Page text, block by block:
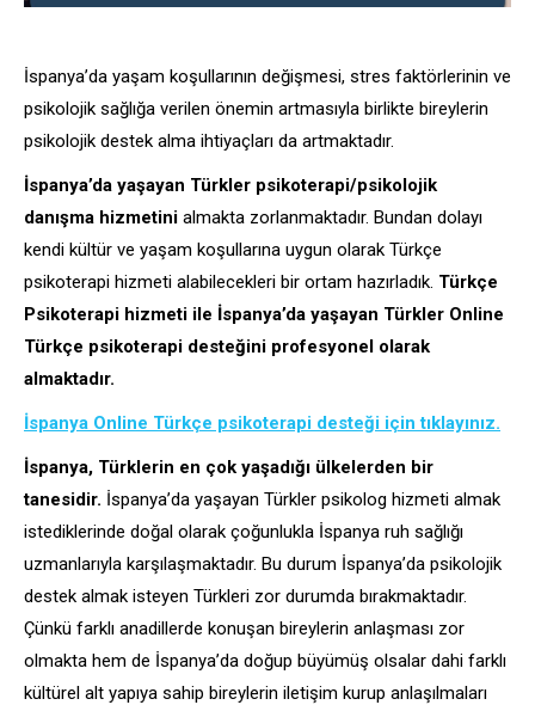
İspanya’da yaşam koşullarının değişmesi, stres faktörlerinin ve
psikolojik sağlığa verilen önemin artmasıyla birlikte bireylerin
psikolojik destek alma ihtiyaçları da artmaktadır.
İspanya’da yaşayan Türkler psikoterapi/psikolojik
danışma hizmetini almakta zorlanmaktadır. Bundan dolayı
kendi kültür ve yaşam koşullarına uygun olarak Türkçe
psikoterapi hizmeti alabilecekleri bir ortam hazırladık. Türkçe
Psikoterapi hizmeti ile İspanya’da yaşayan Türkler Online
Türkçe psikoterapi desteğini profesyonel olarak
almaktadır.
İspanya Online Türkçe psikoterapi desteği için tıklayınız.
İspanya, Türklerin en çok yaşadığı ülkelerden bir
tanesidir. İspanya’da yaşayan Türkler psikolog hizmeti almak
istediklerinde doğal olarak çoğunlukla İspanya ruh sağlığı
uzmanlarıyla karşılaşmaktadır. Bu durum İspanya’da psikolojik
destek almak isteyen Türkleri zor durumda bırakmaktadır.
Çünkü farklı anadillerde konuşan bireylerin anlaşması zor
olmakta hem de İspanya’da doğup büyümüş olsalar dahi farklı
kültürel alt yapıya sahip bireylerin iletişim kurup anlaşılmaları